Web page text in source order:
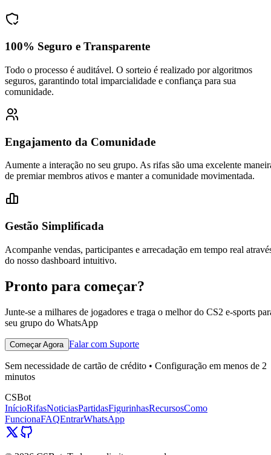
100% Seguro e Transparente
Todo o processo é auditável. O sorteio é realizado por algoritmos
seguros, garantindo total imparcialidade e confiança para sua
comunidade.
Engajamento da Comunidade
Aumente a interação no seu grupo. As rifas são uma excelente
de premiar membros ativos e manter a comunidade movimentada.
Gestão Simplificada
Acompanhe vendas, participantes e arrecadação em tempo real
do nosso dashboard intuitivo.
Pronto para começar?
Junte-se a milhares de jogadores e traga o melhor do CS2 e-sports
seu grupo do WhatsApp
Começar Agora Falar com Suporte
Sem necessidade de cartão de crédito • Configuração em menos de 2
minutos
CSBot
InícioRifasNoticiasPartidasFigurinhasRecursosComo
FuncionaFAQEntrarWhatsApp